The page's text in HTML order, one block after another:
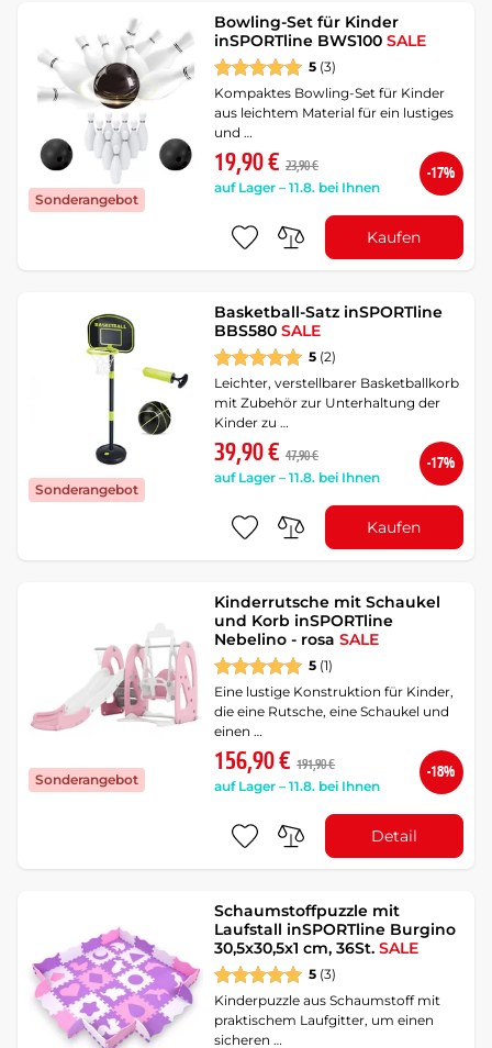
Sonderangebot
Bowling-Set für Kinder
inSPORTline BWS100SALE
5 (3)
Kompaktes Bowling-Set für Kinder
aus leichtem Material für ein lustiges
und …
19,90 € 23,90 €
auf Lager – 11.8. bei Ihnen
-17%
Kaufen
Sonderangebot
Basketball-Satz inSPORTline
BBS580SALE
5 (2)
Leichter, verstellbarer Basketballkorb
mit Zubehör zur Unterhaltung der
Kinder zu …
39,90 € 47,90 €
auf Lager – 11.8. bei Ihnen
-17%
Kaufen
Sonderangebot
Kinderrutsche mit Schaukel
und Korb inSPORTline
Nebelino - rosaSALE
5 (1)
Eine lustige Konstruktion für Kinder,
die eine Rutsche, eine Schaukel und
einen …
156,90 € 191,90 €
auf Lager – 11.8. bei Ihnen
-18%
Detail
Schaumstoffpuzzle mit
Laufstall inSPORTline Burgino
30,5x30,5x1 cm, 36St.SALE
5 (3)
Kinderpuzzle aus Schaumstoff mit
praktischem Laufgitter, um einen
sicheren …